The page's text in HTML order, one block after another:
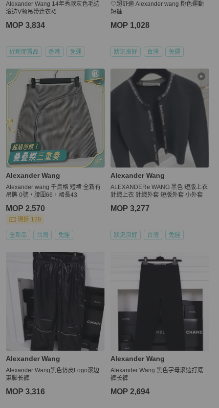
Alexander Wang 14年秀款灰色毛边
滚边V领吊带连衣裙
MOP 3,834
近新閒置品 香港 免運
🤍超舒適 Alexander wang 粉色運動
短褲
MOP 1,028
狀況良好 台灣 免運
Alexander Wang
Alexander wang 千鳥格 短裙 全新有
吊牌 0號，腰圍66，裙長43
MOP 2,570
現折 128
全新品 台灣 免運
Alexander Wang
ALEXANDERe WANG 黑色 短版上衣
針織上衣 針織外套 短版外套 小外套
MOP 3,277
狀況良好 台灣 免運
Alexander Wang
Alexander Wang黑色仿皮Logo滚边
束脚长裤
MOP 3,316
Alexander Wang
Alexander Wang 黑色字母滚边打底
裤长裤
MOP 2,694